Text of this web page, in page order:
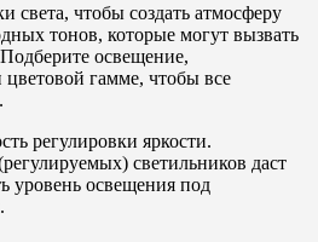
света, чтобы создать атмосферу
тонов, которые могут вызвать
освещение,
гамме, чтобы все
регулировки яркости.
светильников даст
уровень освещения под